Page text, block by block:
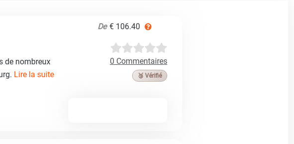
De € 106.40
0 Commentaires
🥉 Vérifié
de nombreux
Lire la suite